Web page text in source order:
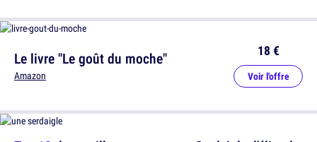
Le livre "Le goût du moche"
Amazon
18 €
Voir l'offre